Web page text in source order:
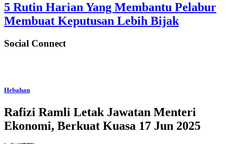
5 Rutin Harian Yang Membantu Pelabur
Membuat Keputusan Lebih Bijak
Social Connect
Hebahan
Rafizi Ramli Letak Jawatan Menteri
Ekonomi, Berkuat Kuasa 17 Jun 2025